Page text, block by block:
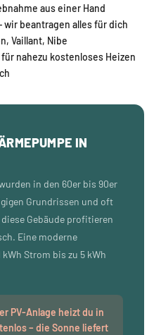
aus einer Hand
wir beantragen alles für dich
Vaillant, Nibe
nahezu kostenloses Heizen
IN
in den 60er bis 90er
Grundrissen und oft
Gebäude profitieren
Eine moderne
Strom bis zu 5 kWh
PV-Anlage heizt du in
– die Sonne liefert